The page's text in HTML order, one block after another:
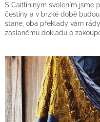
S Caitlininým svolením jsme
čestiny a v brzké době
stane, oba překlady vám
zaslanému dokladu o